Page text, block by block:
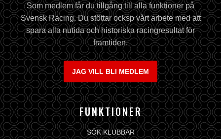
Som medlem får du tillgång till alla funktioner på
Svensk Racing. Du stöttar ocksp vårt arbete med att
spara alla nutida och historiska racingresultat för
framtiden.
JAG VILL BLI MEDLEM
FUNKTIONER
SÖK KLUBBAR